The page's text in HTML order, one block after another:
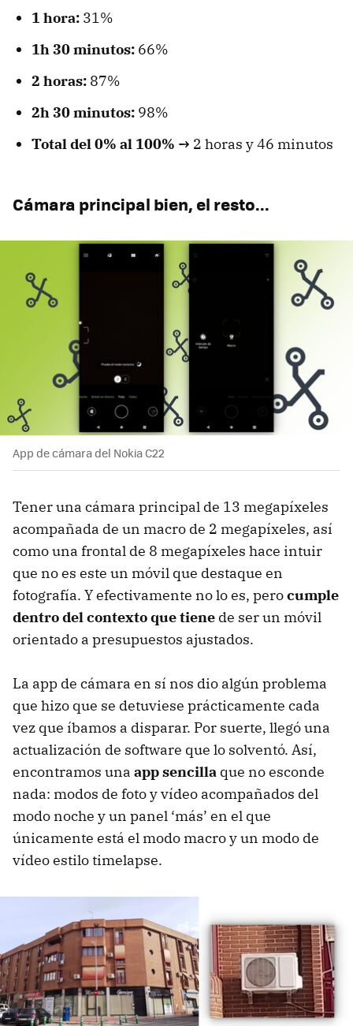
1 hora: 31%
1h 30 minutos: 66%
2 horas: 87%
2h 30 minutos: 98%
Total del 0% al 100% → 2 horas y 46 minutos
Cámara principal bien, el resto...
App de cámara del Nokia C22
Tener una cámara principal de 13 megapíxeles
acompañada de un macro de 2 megapíxeles, así
como una frontal de 8 megapíxeles hace intuir
que no es este un móvil que destaque en
fotografía. Y efectivamente no lo es, perocumple
dentro del contexto que tiene de ser un móvil
orientado a presupuestos ajustados.
La app de cámara en sí nos dio algún problema
que hizo que se detuviese prácticamente cada
vez que íbamos a disparar. Por suerte, llegó una
actualización de software que lo solventó. Así,
encontramos una app sencilla que no esconde
nada: modos de foto y vídeo acompañados del
modo noche y un panel ‘más’ en el que
únicamente está el modo macro y un modo de
vídeo estilo timelapse.